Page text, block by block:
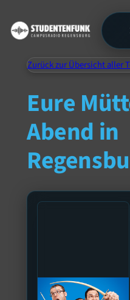
Zurück zur Übersicht aller
Eure
Abend in